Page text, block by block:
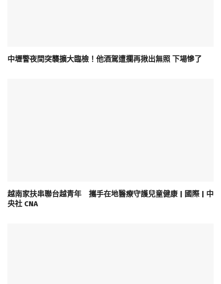
中壢警夜間突襲擴大臨檢！他酒駕遭攔再揪出無照 下場慘了
越南家扶串聯台越青年 攜手在地醫療守護兒童健康 | 國際 | 中
央社 CNA